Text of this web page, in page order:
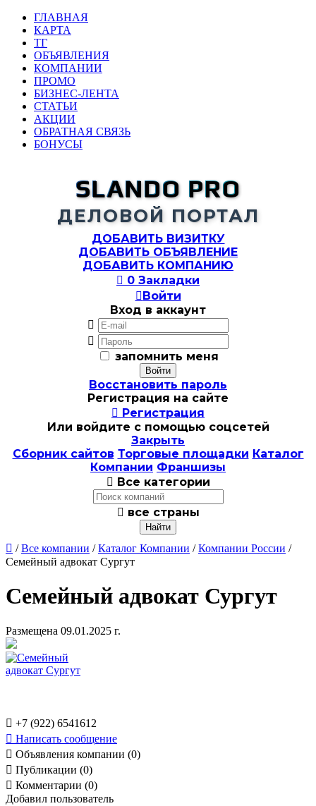
ГЛАВНАЯ
КАРТА
ТГ
ОБЪЯВЛЕНИЯ
КОМПАНИИ
ПРОМО
БИЗНЕС-ЛЕНТА
СТАТЬИ
АКЦИИ
ОБРАТНАЯ СВЯЗЬ
БОНУСЫ
SLANDO PRO
ДЕЛОВОЙ ПОРТАЛ
ДОБАВИТЬ ВИЗИТКУ
ДОБАВИТЬ ОБЪЯВЛЕНИЕ
ДОБАВИТЬ КОМПАНИЮ
 0 Закладки
Войти
Вход в аккаунт


запомнить меня
Восстановить пароль
Регистрация на сайте
 Регистрация
Или войдите с помощью соцсетей
Закрыть
Сборник сайтов Торговые площадки Каталог
Компании Франшизы
 Все категории
 все страны
 /Все компании /Каталог Компании /Компании России /
Семейный адвокат Сургут
Семейный адвокат Сургут
Размещена 09.01.2025 г.
 +7 (922) 6541612
 Написать сообщение
 Объявления компании (0)
 Публикации (0)
 Комментарии (0)
Добавил пользователь